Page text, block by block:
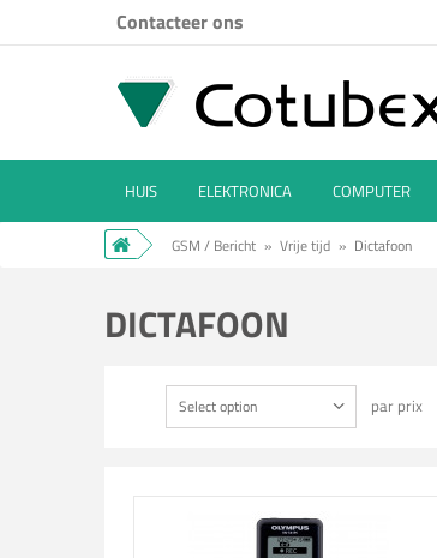
Contacteer ons
HUIS ELEKTRONICA COMPUTER
GSM / Bericht » Vrije tijd » Dictafoon
DICTAFOON
Select option par prix